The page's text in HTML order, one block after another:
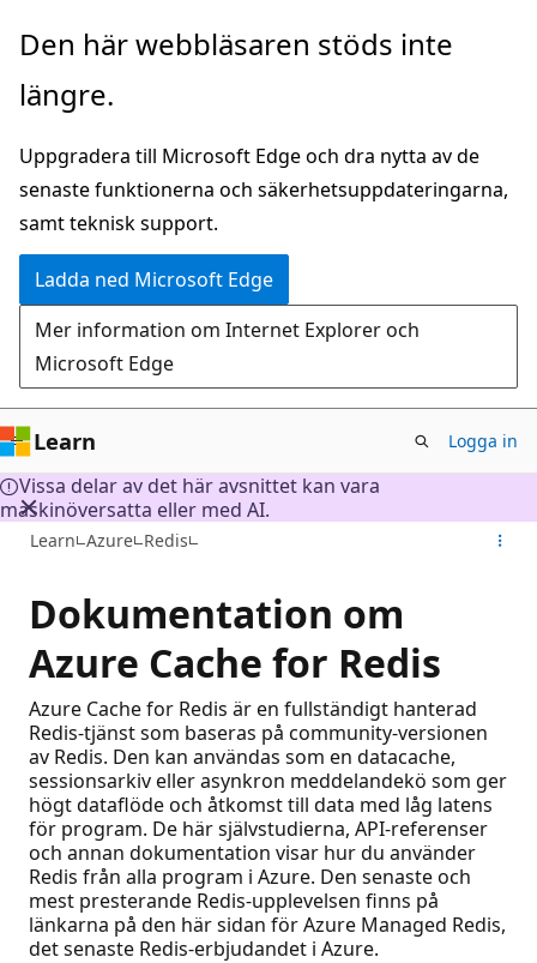
Hoppa
huvudinnehåll
Den här webbläsaren stöds inte
längre.
Uppgradera till Microsoft Edge och dra nytta av de
senaste funktionerna och säkerhetsuppdateringarna,
samt teknisk support.
Ladda ned Microsoft Edge
Mer information om Internet Explorer och
Microsoft Edge
Learn Logga in
Vissa delar av det här avsnittet kan vara
maskinöversatta eller med AI.
Learn Azure Redis
Dokumentation om
Azure Cache for Redis
Azure Cache for Redis är en fullständigt hanterad
Redis-tjänst som baseras på community-versionen
av Redis. Den kan användas som en datacache,
sessionsarkiv eller asynkron meddelandekö som ger
högt dataflöde och åtkomst till data med låg latens
för program. De här självstudierna, API-referenser
och annan dokumentation visar hur du använder
Redis från alla program i Azure. Den senaste och
mest presterande Redis-upplevelsen finns på
länkarna på den här sidan för Azure Managed Redis,
det senaste Redis-erbjudandet i Azure.